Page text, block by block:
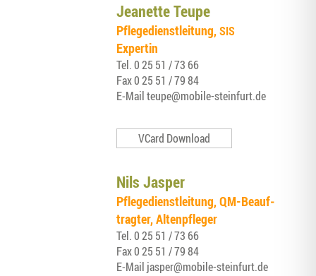
Jea­nette Teupe
Pfle­ge­dienst­lei­tung,SIS
Expertin
Tel.0 25 51 / 73 66
Fax0 25 51 / 79 84
E‑Mailteupe@mobile-steinfurt.de
VCard Download
Nils Jas­per
Pfle­ge­dienst­lei­tung, QM-Beauf­
trag­ter, Altenpfleger
Tel.0 25 51 / 73 66
Fax0 25 51 / 79 84
E‑Mail jasper@mobile-steinfurt.de